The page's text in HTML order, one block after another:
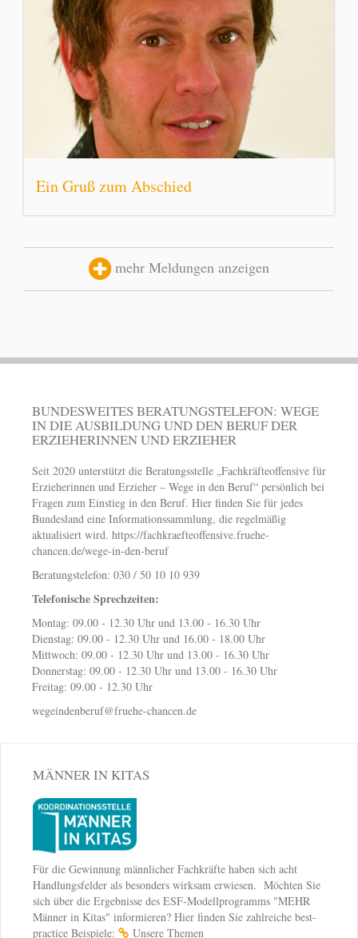
Ein Gruß zum Abschied
mehr Meldungen anzeigen
BUNDESWEITES BERATUNGSTELEFON: WEGE
IN DIE AUSBILDUNG UND DEN BERUF DER
ERZIEHERINNEN UND ERZIEHER
Seit 2020 unterstützt die Beratungsstelle „Fachkräfteoffensive für
Erzieherinnen und Erzieher – Wege in den Beruf“ persönlich bei
Fragen zum Einstieg in den Beruf. Hier finden Sie für jedes
Bundesland eine Informationssammlung, die regelmäßig
aktualisiert wird. https://fachkraefteoffensive.fruehe-
chancen.de/wege-in-den-beruf
Beratungstelefon: 030 / 50 10 10 939
Telefonische Sprechzeiten:
Montag: 09.00 - 12.30 Uhr und 13.00 - 16.30 Uhr
Dienstag: 09.00 - 12.30 Uhr und 16.00 - 18.00 Uhr
Mittwoch: 09.00 - 12.30 Uhr und 13.00 - 16.30 Uhr
Donnerstag: 09.00 - 12.30 Uhr und 13.00 - 16.30 Uhr
Freitag: 09.00 - 12.30 Uhr
wegeindenberuf@fruehe-chancen.de
MÄNNER IN KITAS
Für die Gewinnung männlicher Fachkräfte haben sich acht
Handlungsfelder als besonders wirksam erwiesen. Möchten Sie
sich über die Ergebnisse des ESF-Modellprogramms "MEHR
Männer in Kitas" informieren? Hier finden Sie zahlreiche best-
practice Beispiele:
Unsere Themen